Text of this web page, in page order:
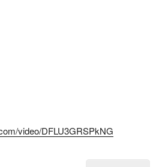
video/DFLU3GRSPkNG